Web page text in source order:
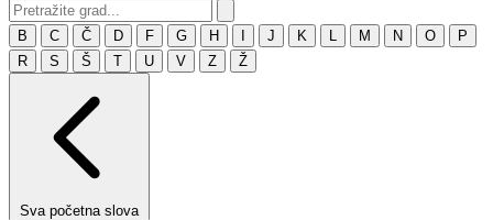
B C Č D F G H J K M N O
P
R
S Š T U V Z Ž
Sva početna slova